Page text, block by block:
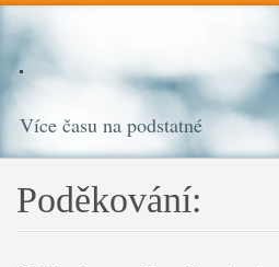
Více času na podstatné
Poděkování: